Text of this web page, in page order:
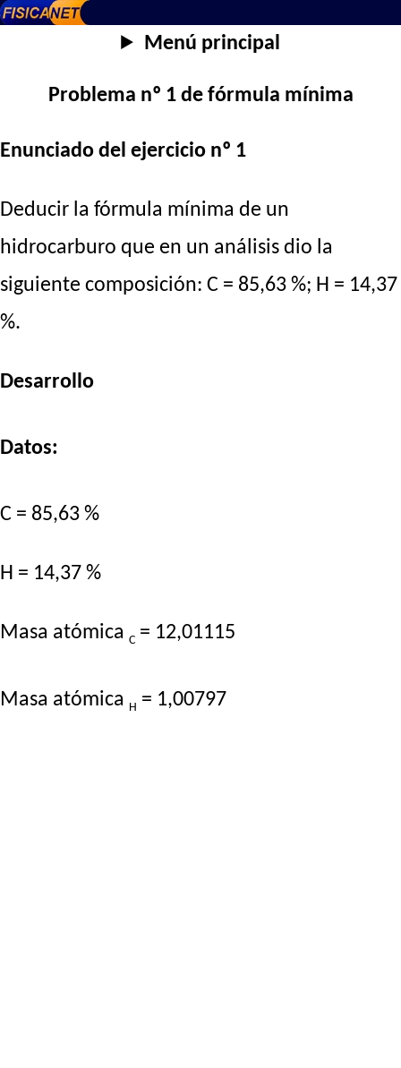
Menú principal
Problema nº 1 de fórmula mínima
Enunciado del ejercicio nº 1
Deducir la fórmula mínima de un
hidrocarburo que en un análisis dio la
siguiente composición: C = 85,63 %; H = 14,37
%.
Desarrollo
Datos:
C = 85,63 %
H = 14,37 %
Masa atómica C = 12,01115
Masa atómica H = 1,00797